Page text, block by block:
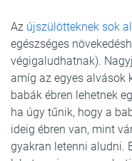
Az újszülötteknek sok
egészséges
végigaludhatnak).
amíg az egyes alvások
babák ébren lehetnek
ha úgy tűnik, hogy a
ideig ébren van, mint
gyakran letenni aludni.